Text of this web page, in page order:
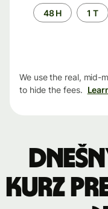
Time
period
48 H 1 T
We use the real, mid-
to hide the fees.
kurz